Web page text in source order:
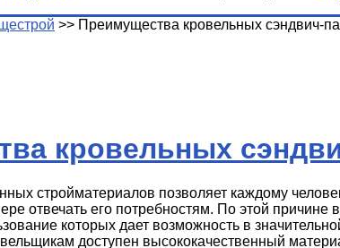
>> Преимущества кровельных сэндвич-
кровельных
стройматериалов позволяет каждому
отвечать его потребностям. По этой причине
которых дает возможность в
доступен высококачественный